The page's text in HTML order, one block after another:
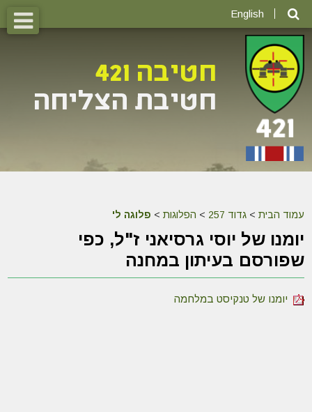
English
עמוד הבית >גדוד 257 > הפלוגות > פלוגה ל'
יומנו של יוסי גרסיאני ז"ל, כפי
שפורסם בעיתון במחנה
יומנו של טנקיסט במלחמה